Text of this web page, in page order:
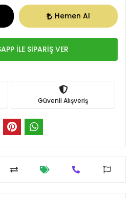
Hemen Al
İLE SİPARİŞ VER
Güvenli Alışveriş